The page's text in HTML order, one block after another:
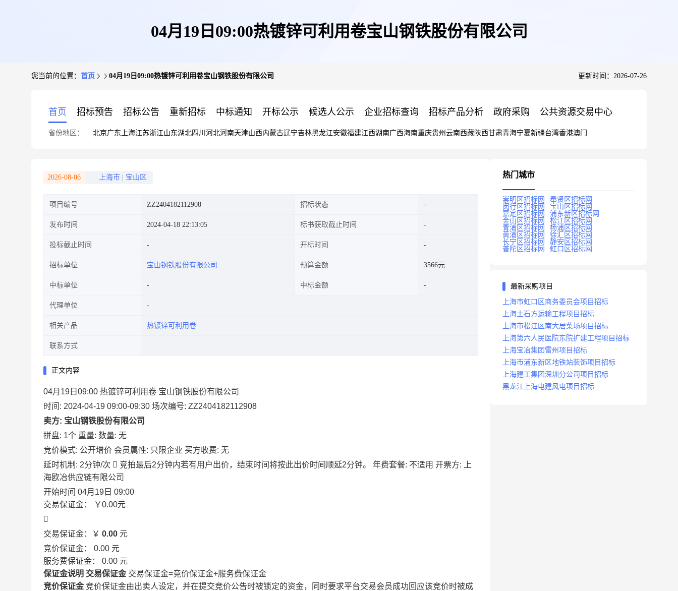
04月19日09:00热镀锌可利用卷宝山钢铁股份有限公司
您当前的位置： 首页 04月19日09:00热镀锌可利用卷宝山钢铁股份有限公司 更新时间：2026-07-26
首页 招标预告 招标公告 重新招标 中标通知 开标公示 候选人公示 企业招标查询 招标产品分析 政府采购 公共资源交易中心
省份地区： 北京广东 上海江苏浙江山东湖北四川 河北河南天津山西内蒙古辽宁吉林黑龙江安徽福建江西湖南广西海南重庆贵州 云南西藏陕西甘肃青海宁夏新疆台湾香港澳门
2026-08-06 上海市 宝山区
项目编号 ZZ2404182112908 招标状态
发布时间 2024-04-18 22:13:05 标书获取截止时间
投标截止时间 开标时间
招标单位 宝山钢铁股份有限公司 预算金额 3566元
中标单位 中标金额
代理单位
相关产品 热镀锌可利用卷
联系方式
正文内容
04月19日09:00 热镀锌可利用卷 宝山钢铁股份有限公司
时间: 2024-04-19 09:00-09:30 场次编号: ZZ2404182112908
卖方: 宝山钢铁股份有限公司
拼盘: 1个 重量: 数量: 无
竞价模式: 公开增价 会员属性: 只限企业 买方收费: 无
延时机制: 2分钟/次  竞拍最后2分钟内若有用户出价，结束时间将按此出价时间顺延2分钟。 年费套餐: 不适用 开票方: 上
海欧冶供应链有限公司
开始时间 04月19日 09:00
交易保证金：
￥0.00元

交易保证金：￥ 0.00 元
竞价保证金： 0.00 元
服务费保证金： 0.00 元
保证金说明 交易保证金 交易保证金=竞价保证金+服务费保证金
竞价保证金 竞价保证金由出卖人设定，并在提交竞价公告时被锁定的资金，同时要求平台交易会员成功回应该竞价时被成
热门城市
崇明区招标网
奉贤区招标网
闵行区招标网
宝山区招标网
嘉定区招标网
浦东新区招标网
金山区招标网
松江区招标网
青浦区招标网
杨浦区招标网
黄浦区招标网
徐汇区招标网
长宁区招标网
静安区招标网
普陀区招标网
虹口区招标网
最新采购项目
上海市虹口区商务委员会项目招标
上海土石方运输工程项目招标
上海市松江区南大居菜场项目招标
上海第六人民医院东院扩建工程项目招标
上海宝冶集团雷州项目招标
上海市浦东新区地铁站装饰项目招标
上海建工集团深圳分公司项目招标
黑龙江上海电建风电项目招标